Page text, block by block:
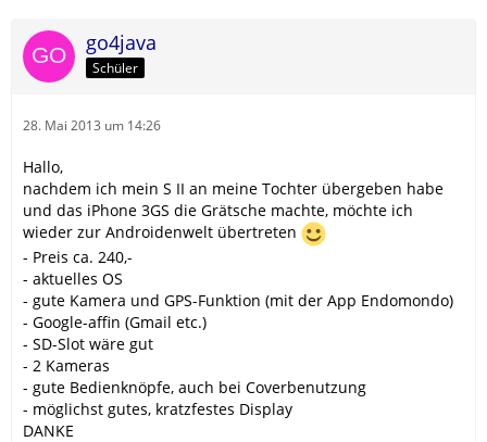
go4java
Schüler
28. Mai 2013 um 14:26
Hallo,
nachdem ich mein S II an meine Tochter übergeben habe
und das iPhone 3GS die Grätsche machte, möchte ich
wieder zur Androidenwelt übertreten
- Preis ca. 240,-
- aktuelles OS
- gute Kamera und GPS-Funktion (mit der App Endomondo)
- Google-affin (Gmail etc.)
- SD-Slot wäre gut
- 2 Kameras
- gute Bedienknöpfe, auch bei Coverbenutzung
- möglichst gutes, kratzfestes Display
DANKE